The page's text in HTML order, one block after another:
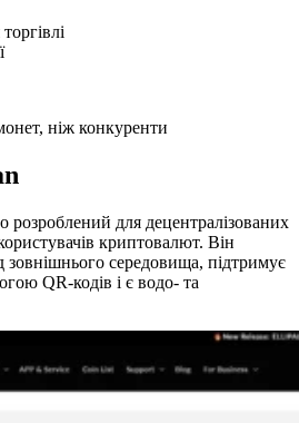
ніж конкуренти
розроблений для децентралізованих
криптовалют. Він
зовнішнього середовища, підтримує
QR-кодів і є водо- та